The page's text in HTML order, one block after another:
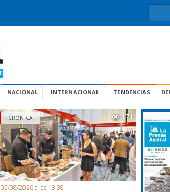
NACIONAL INTERNACIONAL TENDENCIAS
CRÓNICA 171
05/08/2026 a las 13:38